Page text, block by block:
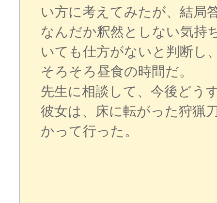
い方に考えてみたが、結局
なんだか釈然としない気持
いても仕方がないと判断し
そろそろ昼食の時間だ。
先生に相談して、今後どう
彼女は、床に転がった狩猟
かって行った。